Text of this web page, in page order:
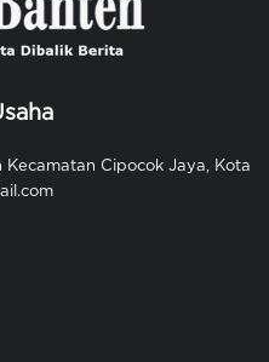
Kecamatan Cipocok Jaya, Kota